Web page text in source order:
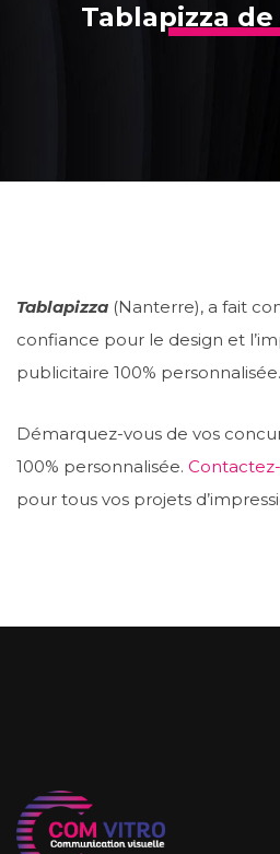
Tablapizza
Tablapizza (Nanterre), a fait
confiance pour le design et
publicitaire 100% personnalisée.
Démarquez-vous de vos
100% personnalisée.
pour tous vos projets